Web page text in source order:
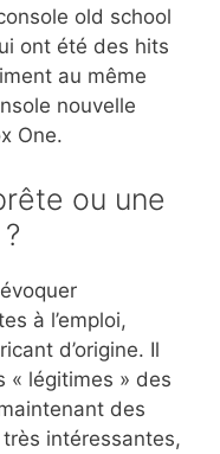
old school
ont été des hits
au même
nouvelle
One.
ou une
à l’emploi,
d’origine. Il
« légitimes » des
des
intéressantes,